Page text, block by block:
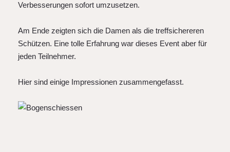
Verbesserungen sofort umzusetzen.
Am Ende zeigten sich die Damen als die treffsichereren
Schützen. Eine tolle Erfahrung war dieses Event aber für
jeden Teilnehmer.
Hier sind einige Impressionen zusammengefasst.